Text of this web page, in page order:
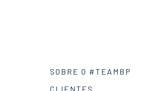
SOBRE O #TEAMBP
CLIENTES